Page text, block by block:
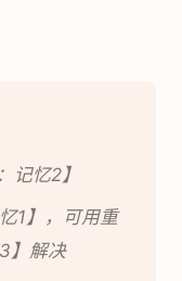
记忆2】
1】，可用重
】解决